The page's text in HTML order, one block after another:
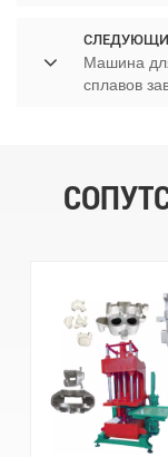
Машина
сплавов